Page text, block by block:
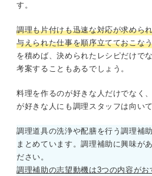
す。
調理も片付けも迅速な対応が求めら
与えられた仕事を順序立てておこな
を積めば、決められたレシピだけで
考案することもあるでしょう。
料理を作るのが好きな人だけでなく
が好きな人にも調理スタッフは向い
調理道具の洗浄や配膳を行う調理補
まとめています。調理補助に興味が
ださい。
調理補助の志望動機は3つの内容が